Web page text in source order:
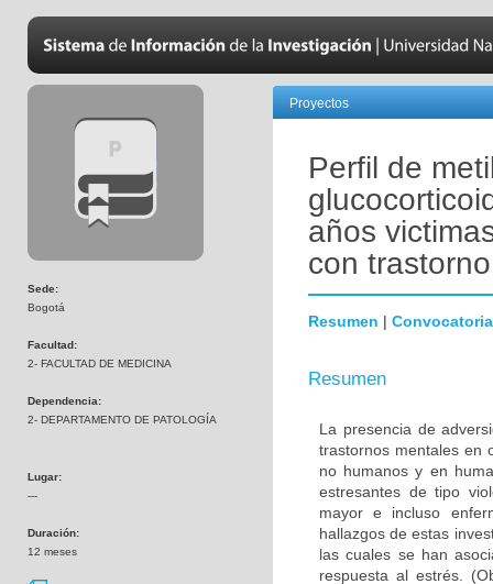
Sede:
Bogotá
Facultad:
2- FACULTAD DE MEDICINA
Dependencia:
2- DEPARTAMENTO DE PATOLOGÍA
Lugar:
---
Duración:
12 meses
Proyectos
Perfil de
años
con
Resumen | Convocatoria
Resumen
La presencia de
trastornos mentales en
no humanos y en
estresantes de tipo
mayor e incluso
hallazgos de estas
las cuales se han
respuesta al estrés.